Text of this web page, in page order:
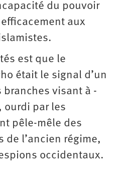
du pouvoir
aux
est que le
était le signal d’un
branches visant à
ourdi par les
pêle-mêle des
de l’ancien régime,
occidentaux.